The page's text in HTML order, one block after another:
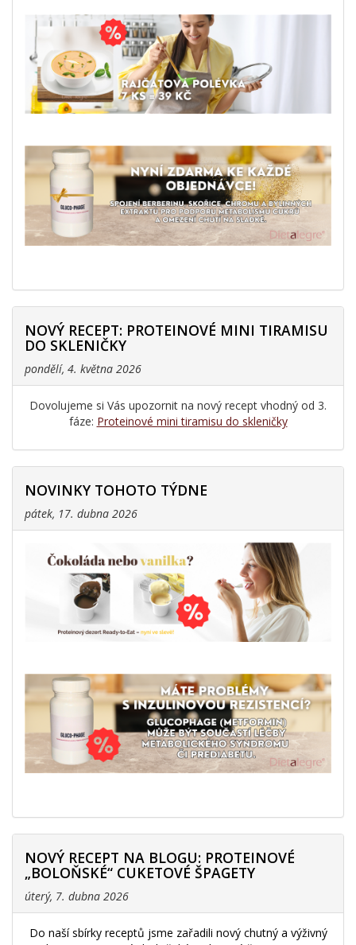
NOVÝ RECEPT: PROTEINOVÉ MINI TIRAMISU
DO SKLENIČKY
pondělí, 4. května 2026
Dovolujeme si Vás upozornit na nový recept vhodný od 3.
fáze: Proteinové mini tiramisu do skleničky
NOVINKY TOHOTO TÝDNE
pátek, 17. dubna 2026
NOVÝ RECEPT NA BLOGU: PROTEINOVÉ
„BOLOŇSKÉ“ CUKETOVÉ ŠPAGETY
úterý, 7. dubna 2026
Do naší sbírky receptů jsme zařadili nový chutný a výživný